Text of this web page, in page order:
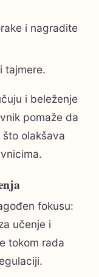
i nagradite
tajmere.
i beleženje
pomaže da
olakšava
fokusu:
učenje i
tokom rada